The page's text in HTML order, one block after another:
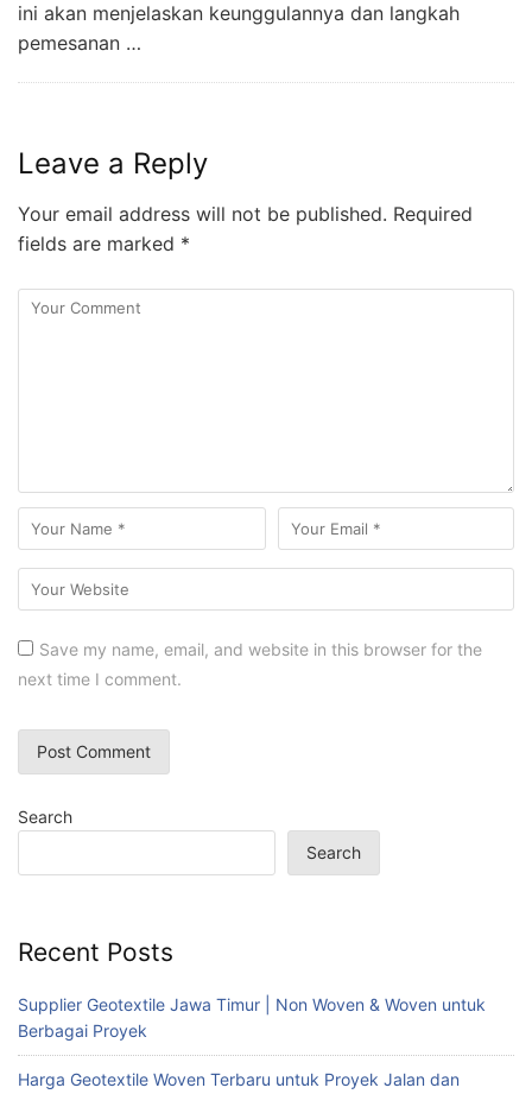
ini akan menjelaskan keunggulannya dan langkah
pemesanan …
Leave a Reply
Your email address will not be published. Required
fields are marked *
Save my name, email, and website in this browser for the
next time I comment.
Search
Search
Recent Posts
Supplier Geotextile Jawa Timur | Non Woven & Woven untuk
Berbagai Proyek
Harga Geotextile Woven Terbaru untuk Proyek Jalan dan